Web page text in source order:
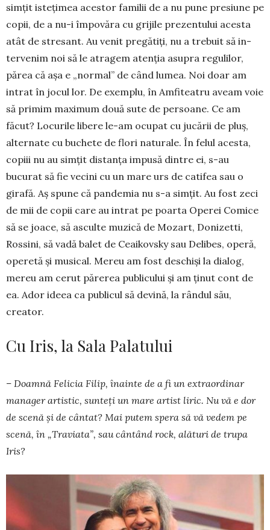
simţit is­teţimea aces­tor familii de a nu pune pre­siune pe
copii, de a nu-i îm­po­văra cu grijile prezentului acesta
atât de stresant. Au ve­nit pregătiţi, nu a trebuit să in­
tervenim noi să le atragem aten­ţia asupra regulilor,
părea că aşa e „normal” de când lu­mea. Noi doar am
intrat în jocul lor. De exemplu, în Amfiteatru aveam voie
să primim maximum două sute de persoane. Ce am
făcut? Locurile libere le-am ocupat cu jucării de pluş,
alternate cu buchete de flori naturale. În felul acesta,
copiii nu au simţit distanţa impusă dintre ei, s-au
bucurat să fie vecini cu un mare urs de catifea sau o
girafă. Aș spune că pandemia nu s-a simțit. Au fost zeci
de mii de copii care au intrat pe poarta Operei Comice
să se joace, să asculte muzică de Mozart, Donizetti,
Rossini, să vadă balet de Ceai­kovsky sau Delibes, operă,
operetă şi musical. Me­reu am fost deschişi la dialog,
mereu am cerut pă­rerea publicului şi am ţinut cont de
ea. Ador ideea ca publicul să devină, la rândul său,
creator.
Cu Iris, la Sala Palatului
– Doamnă Felicia Filip, înainte de a fi un ex­traordinar
manager artistic, sunteţi un mare ar­tist liric. Nu vă e dor
de scenă și de cântat? Mai pu­tem spera să vă vedem pe
scenă, în „Traviata”, sau cântând rock, alături de trupa
Iris?